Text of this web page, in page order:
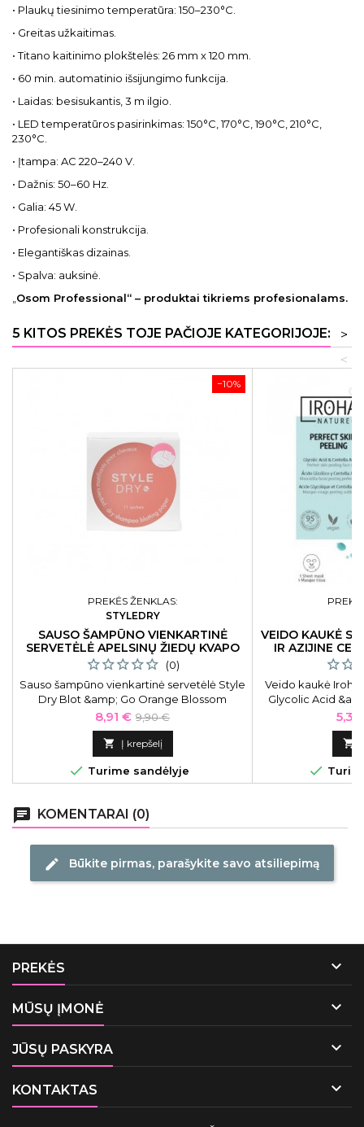
• Plaukų tiesinimo temperatūra: 150–230°C.
• Greitas užkaitimas.
• Titano kaitinimo plokštelės: 26 mm x 120 mm.
• 60 min. automatinio išsijungimo funkcija.
• Laidas: besisukantis, 3 m ilgio.
• LED temperatūros pasirinkimas: 150°C, 170°C, 190°C, 210°C,
230°C.
• Įtampa: AC 220–240 V.
• Dažnis: 50–60 Hz.
• Galia: 45 W.
• Profesionali konstrukcija.
• Elegantiškas dizainas.
• Spalva: auksinė.
Osom Professional“ – produktai tikriems profesionalams.
5 KITOS PREKĖS TOJE PAČIOJE KATEGORIJOJE:
>
<
−10%
PREKĖS ŽENKLAS:
STYLEDRY
SAUSO ŠAMPŪNO VIENKARTINĖ
SERVETĖLĖ APELSINŲ ŽIEDŲ KVAPO
(0)
Sauso šampūno vienkartinė servetėlė Style
Dry Blot &amp; Go Orange Blossom
SDBGOR102
Kaina
8,91 € Bazinė
kaina
9,90 €
 Į krepšelį
 Turime sandėlyje
VEIDO KAUKĖ
IR AZIJINE
Veido kaukė Iroha
Glycolic Acid
glikolio rūgštimi
5,31


chat KOMENTARAI (0)
edit Būkite pirmas, parašykite savo atsiliepimą
PREKĖS 
MŪSŲ ĮMONĖ 
JŪSŲ PASKYRA 
KONTAKTAS 